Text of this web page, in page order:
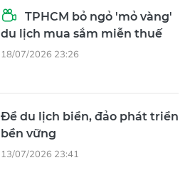
TPHCM bỏ ngỏ 'mỏ vàng'
du lịch mua sắm miễn thuế
18/07/2026 23:26
Để du lịch biển, đảo phát triển
bền vững
13/07/2026 23:41